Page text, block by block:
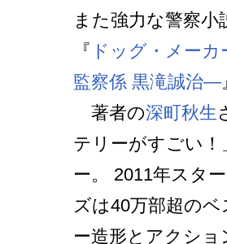
また強力な警察
『 ドッグ・メー
監察係 黒滝誠治―
著者の深町秋生
テリーがすごい！
ー。 2011年スタ
ズは40万部超の
ー造形とアクシ